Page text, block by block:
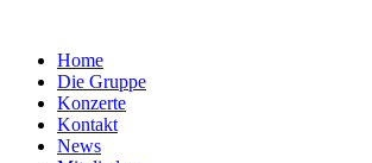
Home
Die Gruppe
Konzerte
Kontakt
News